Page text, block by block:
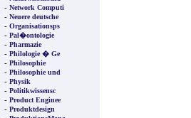
- Network Computi
- Neuere deutsche
- Organisationsps
- Pal�ontologie
- Pharmazie
- Philologie � Ge
- Philosophie
- Philosophie und
- Physik
- Politikwissensc
- Product Enginee
- Produktdesign